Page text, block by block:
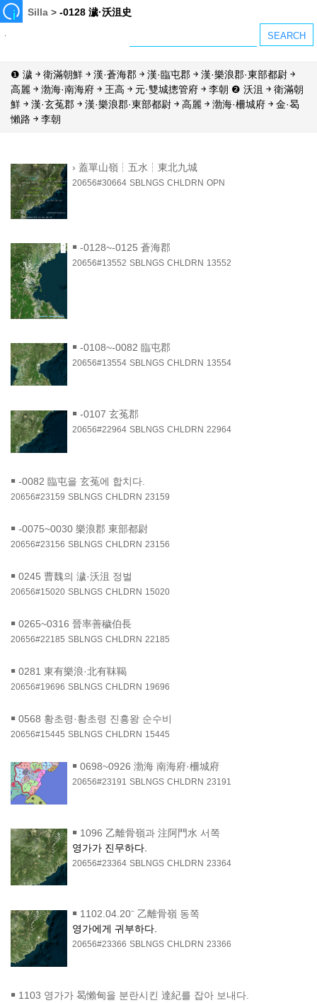
Silla >-0128 濊·沃沮史
❶ 濊 ￫ 衛滿朝鮮 ￫ 漢·蒼海郡 ￫ 漢·臨屯郡 ￫ 漢·樂浪郡·東部都尉 ￫
高麗 ￫ 渤海·南海府 ￫ 王高 ￫ 元·雙城摠管府 ￫ 李朝 ❷ 沃沮 ￫ 衛滿朝
鮮 ￫ 漢·玄菟郡 ￫ 漢·樂浪郡·東部都尉 ￫ 高麗 ￫ 渤海·柵城府 ￫ 金·曷
懶路 ￫ 李朝
› 蓋單山嶺┆五水┆東北九城
20656#30664 SBLNGS CHLDRN OPN
￭ -0128~-0125 蒼海郡
20656#13552 SBLNGS CHLDRN 13552
￭ -0108~-0082 臨屯郡
20656#13554 SBLNGS CHLDRN 13554
￭ -0107 玄菟郡
20656#22964 SBLNGS CHLDRN 22964
￭ -0082 臨屯을 玄菟에 합치다.
20656#23159 SBLNGS CHLDRN 23159
￭ -0075~0030 樂浪郡 東部都尉
20656#23156 SBLNGS CHLDRN 23156
￭ 0245 曹魏의 濊·沃沮 정벌
20656#15020 SBLNGS CHLDRN 15020
￭ 0265~0316 晉率善穢伯長
20656#22185 SBLNGS CHLDRN 22185
￭ 0281 東有樂浪·北有靺鞨
20656#19696 SBLNGS CHLDRN 19696
￭ 0568 황초령·황초령 진흥왕 순수비
20656#15445 SBLNGS CHLDRN 15445
￭ 0698~0926 渤海 南海府·柵城府
20656#23191 SBLNGS CHLDRN 23191
￭ 1096 乙離骨嶺과 注阿門水 서쪽
영가가 진무하다.
20656#23364 SBLNGS CHLDRN 23364
￭ 1102.04.20⁻ 乙離骨嶺 동쪽
영가에게 귀부하다.
20656#23366 SBLNGS CHLDRN 23366
￭ 1103 영가가 曷懶甸을 분란시킨 達紀를 잡아 보내다.